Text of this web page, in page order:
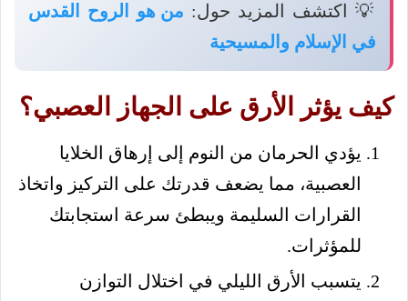
💡 اكتشف المزيد حول: من هو الروح القدس
في الإسلام والمسيحية
كيف يؤثر الأرق على الجهاز العصبي؟
يؤدي الحرمان من النوم إلى إرهاق الخلايا
العصبية، مما يضعف قدرتك على التركيز واتخاذ
القرارات السليمة ويبطئ سرعة استجابتك
للمؤثرات.
يتسبب الأرق الليلي في اختلال التوازن